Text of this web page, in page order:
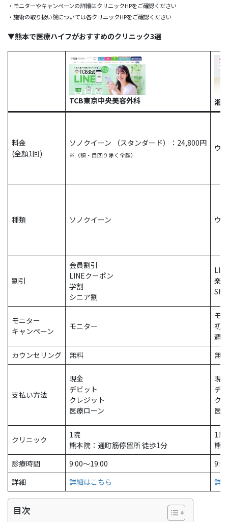
・モニターやキャンペーンの詳細はクリニックHPをご確認ください
・施術の取り扱い院については各クリニックHPをご確認ください
▼熊本で医療ハイフがおすすめのクリニック3選
TCB東京中央美容外科 湘
料金
(全顔1回)
ソノクイーン （スタンダード）：24,800円
※（額・目回り除く全顔）
ウ
種類 ソノクイーン ウ
割引
会員割引
LINEクーポン
学割
シニア割
楽
モニター
キャンペーン
モニター
モ
初
週
カウンセリング
無料 無料
支払い方法
現金
デビット
クレジット
医療ローン
現金
デ
ク
医
クリニック
1院
熊本院：通町筋停留所 徒歩1分
1院
熊
診療時間
9:00〜19:00
詳細
詳細はこちら 詳
目次